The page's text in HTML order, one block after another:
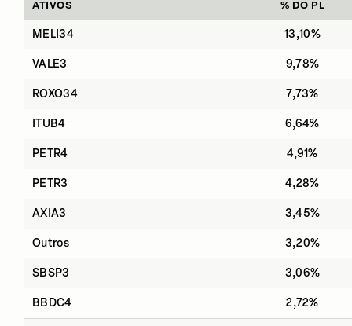
ATIVOS % DO PL
MELI34 13,10%
VALE3 9,78%
ROXO34 7,73%
ITUB4 6,64%
PETR4 4,91%
PETR3 4,28%
AXIA3 3,45%
Outros 3,20%
SBSP3 3,06%
BBDC4 2,72%